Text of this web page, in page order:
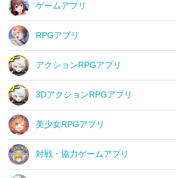
ゲームアプリ
RPGアプリ
アクションRPGアプリ
3DアクションRPGアプリ
美少女RPGアプリ
対戦・協力ゲームアプリ